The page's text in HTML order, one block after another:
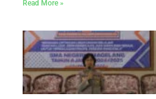
Read More »